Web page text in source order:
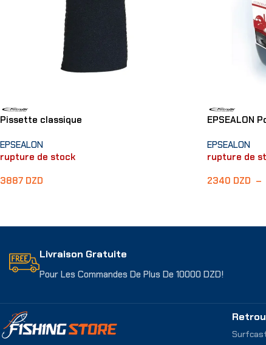
Pissette classique
EPSEALON
rupture de stock
3887 DZD
EPSEALON
EPSEALON
rupture de
2340 DZD –
Livraison Gratuite
Pour Les Commandes De Plus De 10000 DZD!